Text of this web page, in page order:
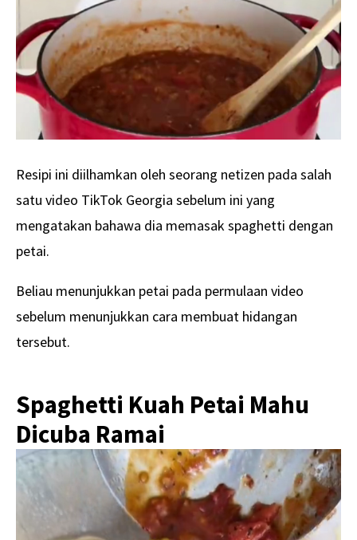
Resipi ini diilhamkan oleh seorang netizen pada salah
satu video TikTok Georgia sebelum ini yang
mengatakan bahawa dia memasak spaghetti dengan
petai.
Beliau menunjukkan petai pada permulaan video
sebelum menunjukkan cara membuat hidangan
tersebut.
Spaghetti Kuah Petai Mahu
Dicuba Ramai